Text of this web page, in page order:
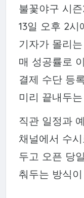
불꽃야구 시
13일 오후 2
기자가 몰리
매 성공률로
결제 수단 등
미리 끝내두
직관 일정과
채널에서 수
두고 오픈 당
춰두는 방식